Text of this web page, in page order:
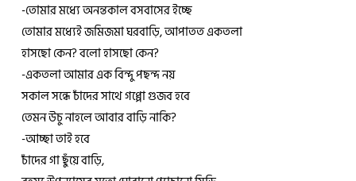
-তোমার মধ্যে অনন্তকাল বসবাসের ইচ্ছে
তোমার মধ্যেই জমিজমা ঘরবাড়ি, আপাতত একতলা
হাসছো কেন? বলো হাসছো কেন?
-একতলা আমার এক বিন্দু পছন্দ নয়
সকাল সন্ধে চাঁদের সাথে গপ্পো গুজব হবে
তেমন উচু নাহলে আবার বাড়ি নাকি?
-আচ্ছা তাই হবে
চাঁদের গা ছুঁয়ে বাড়ি,